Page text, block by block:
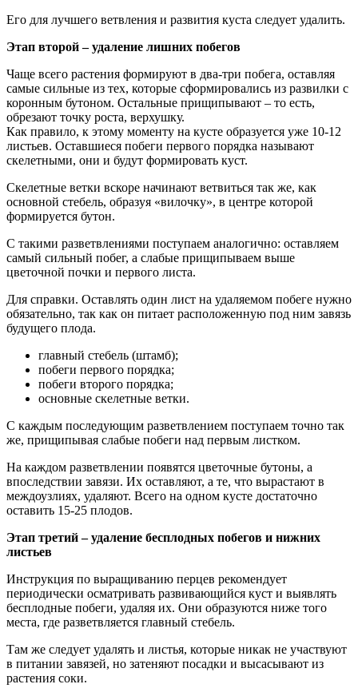
Его для лучшего ветвления и развития куста следует удалить.
Этап второй – удаление лишних побегов
Чаще всего растения формируют в два-три побега, оставляя
самые сильные из тех, которые сформировались из развилки с
коронным бутоном. Остальные прищипывают – то есть,
обрезают точку роста, верхушку.
Как правило, к этому моменту на кусте образуется уже 10-12
листьев. Оставшиеся побеги первого порядка называют
скелетными, они и будут формировать куст.
Скелетные ветки вскоре начинают ветвиться так же, как
основной стебель, образуя «вилочку», в центре которой
формируется бутон.
С такими разветвлениями поступаем аналогично: оставляем
самый сильный побег, а слабые прищипываем выше
цветочной почки и первого листа.
Для справки. Оставлять один лист на удаляемом побеге нужно
обязательно, так как он питает расположенную под ним завязь
будущего плода.
главный стебель (штамб);
побеги первого порядка;
побеги второго порядка;
основные скелетные ветки.
С каждым последующим разветвлением поступаем точно так
же, прищипывая слабые побеги над первым листком.
На каждом разветвлении появятся цветочные бутоны, а
впоследствии завязи. Их оставляют, а те, что вырастают в
междоузлиях, удаляют. Всего на одном кусте достаточно
оставить 15-25 плодов.
Этап третий – удаление бесплодных побегов и нижних
листьев
Инструкция по выращиванию перцев рекомендует
периодически осматривать развивающийся куст и выявлять
бесплодные побеги, удаляя их. Они образуются ниже того
места, где разветвляется главный стебель.
Там же следует удалять и листья, которые никак не участвуют
в питании завязей, но затеняют посадки и высасывают из
растения соки.